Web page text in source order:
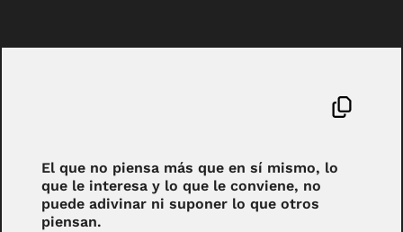
El que no piensa más que en sí mismo, lo
que le interesa y lo que le conviene, no
puede adivinar ni suponer lo que otros
piensan.